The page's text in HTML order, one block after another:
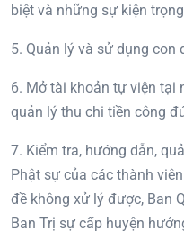
biệt và những sự kiện
5. Quản lý và sử dụng con
6. Mở tài khoản tự viện tại
quản lý thu chi tiền công
7. Kiểm tra, hướng dẫn,
Phật sự của các thành
đề không xử lý được, Ban
Ban Trị sự cấp huyện